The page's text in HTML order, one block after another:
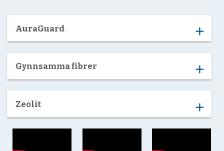
AuraGuard add
Gynnsamma fibrer add
Zeolit add